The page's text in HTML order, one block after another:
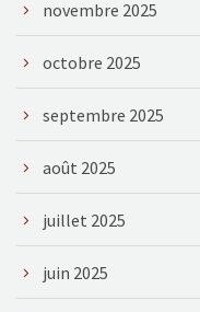
novembre 2025
octobre 2025
septembre 2025
août 2025
juillet 2025
juin 2025